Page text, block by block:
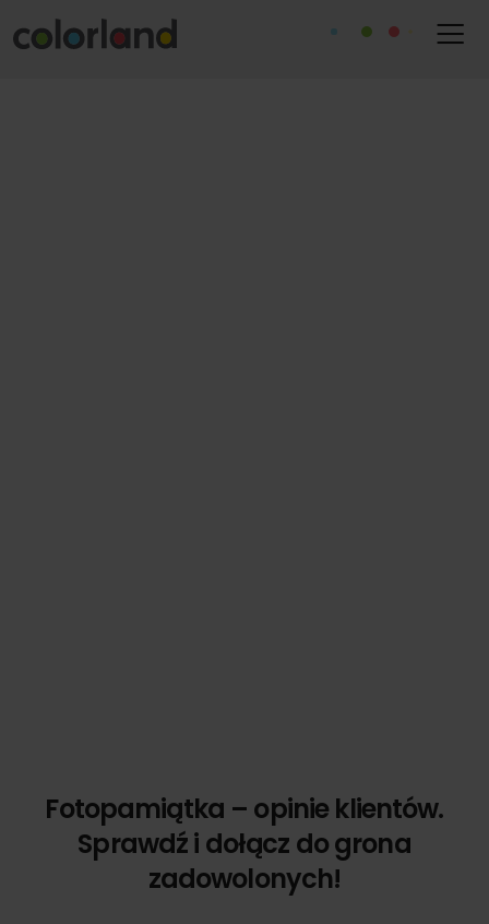
Fotopamiątka – opinie klientów.
Sprawdź i dołącz do grona
zadowolonych!